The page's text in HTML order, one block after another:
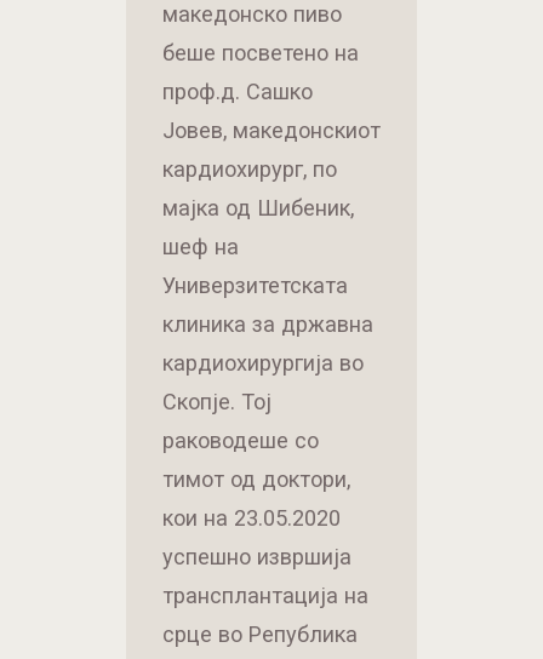
македонско пиво
беше посветено на
проф.д. Сашко
Јовев, македонскиот
кардиохирург, по
мајка од Шибеник,
шеф на
Универзитетската
клиника за државна
кардиохирургија во
Скопје. Тој
раководеше со
тимот од доктори,
кои на 23.05.2020
успешно извршија
трансплантација на
срце во Република